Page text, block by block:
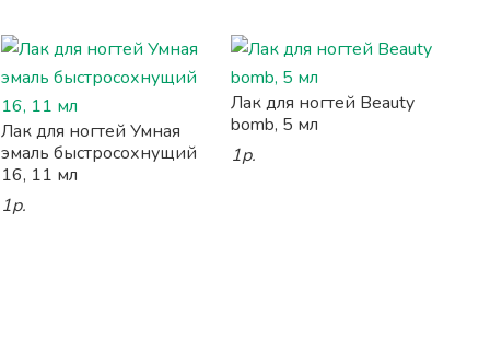
Лак для ногтей Умная
эмаль быстросохнущий
16, 11 мл
1р.
Лак для ногтей Beauty
bomb, 5 мл
1р.